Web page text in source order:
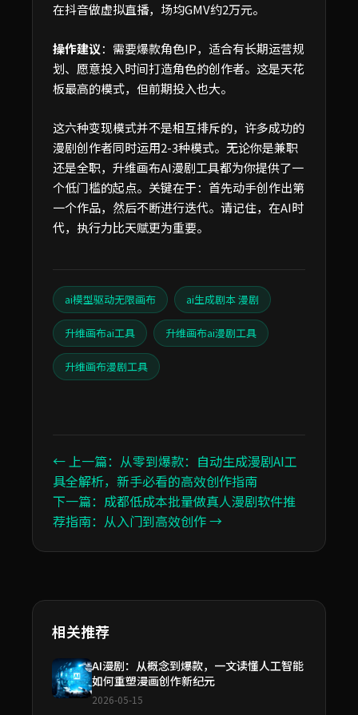
在抖音做虚拟直播，场均GMV约2万元。
操作建议：需要爆款角色IP，适合有长期运营规
划、愿意投入时间打造角色的创作者。这是天花
板最高的模式，但前期投入也大。
这六种变现模式并不是相互排斥的，许多成功的
漫剧创作者同时运用2-3种模式。无论你是兼职
还是全职，升维画布AI漫剧工具都为你提供了一
个低门槛的起点。关键在于：首先动手创作出第
一个作品，然后不断进行迭代。请记住，在AI时
代，执行力比天赋更为重要。
ai模型驱动无限画布 ai生成剧本 漫剧
升维画布ai工具 升维画布ai漫剧工具
升维画布漫剧工具
← 上一篇：从零到爆款：自动生成漫剧AI工
具全解析，新手必看的高效创作指南
下一篇：成都低成本批量做真人漫剧软件推
荐指南：从入门到高效创作 →
相关推荐
AI漫剧：从概念到爆款，一文读懂人工智能
如何重塑漫画创作新纪元
2026-05-15